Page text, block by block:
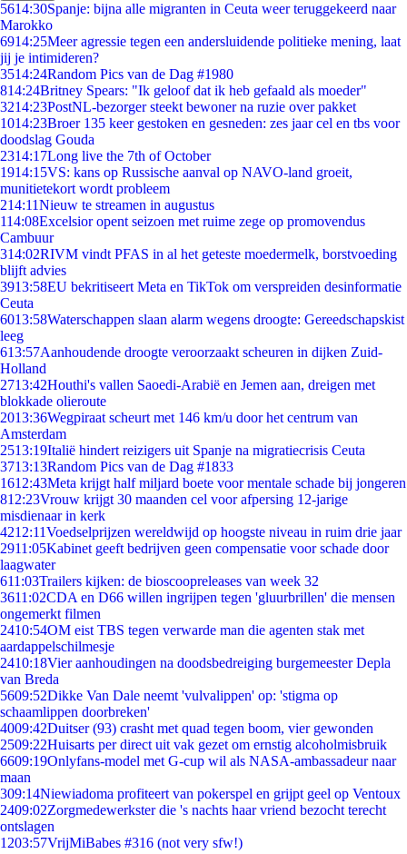
5614:30Spanje: bijna alle migranten in Ceuta weer teruggekeerd naar
Marokko
6914:25Meer agressie tegen een andersluidende politieke mening, laat
jij je intimideren?
3514:24Random Pics van de Dag #1980
814:24Britney Spears: "Ik geloof dat ik heb gefaald als moeder"
3214:23PostNL-bezorger steekt bewoner na ruzie over pakket
1014:23Broer 135 keer gestoken en gesneden: zes jaar cel en tbs voor
doodslag Gouda
2314:17Long live the 7th of October
1914:15VS: kans op Russische aanval op NAVO-land groeit,
munitietekort wordt probleem
214:11Nieuw te streamen in augustus
114:08Excelsior opent seizoen met ruime zege op promovendus
Cambuur
314:02RIVM vindt PFAS in al het geteste moedermelk, borstvoeding
blijft advies
3913:58EU bekritiseert Meta en TikTok om verspreiden desinformatie
Ceuta
6013:58Waterschappen slaan alarm wegens droogte: Gereedschapskist
leeg
613:57Aanhoudende droogte veroorzaakt scheuren in dijken Zuid-
Holland
2713:42Houthi's vallen Saoedi-Arabië en Jemen aan, dreigen met
blokkade olieroute
2013:36Wegpiraat scheurt met 146 km/u door het centrum van
Amsterdam
2513:19Italië hindert reizigers uit Spanje na migratiecrisis Ceuta
3713:13Random Pics van de Dag #1833
1612:43Meta krijgt half miljard boete voor mentale schade bij jongeren
812:23Vrouw krijgt 30 maanden cel voor afpersing 12-jarige
misdienaar in kerk
4212:11Voedselprijzen wereldwijd op hoogste niveau in ruim drie jaar
2911:05Kabinet geeft bedrijven geen compensatie voor schade door
laagwater
611:03Trailers kijken: de bioscoopreleases van week 32
3611:02CDA en D66 willen ingrijpen tegen 'gluurbrillen' die mensen
ongemerkt filmen
2410:54OM eist TBS tegen verwarde man die agenten stak met
aardappelschilmesje
2410:18Vier aanhoudingen na doodsbedreiging burgemeester Depla
van Breda
5609:52Dikke Van Dale neemt 'vulvalippen' op: 'stigma op
schaamlippen doorbreken'
4009:42Duitser (93) crasht met quad tegen boom, vier gewonden
2509:22Huisarts per direct uit vak gezet om ernstig alcoholmisbruik
6609:19Onlyfans-model met G-cup wil als NASA-ambassadeur naar
maan
309:14Niewiadoma profiteert van pokerspel en grijpt geel op Ventoux
2409:02Zorgmedewerkster die 's nachts haar vriend bezocht terecht
ontslagen
1203:57VrijMiBabes #316 (not very sfw!)